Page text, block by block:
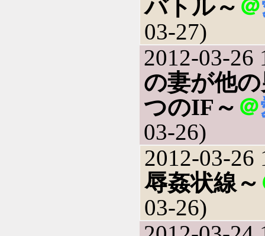
バトル～ ＠
03-27)
2012-03-26
の妻が他
つのIF～ ＠
03-26)
2012-03-26
辱姦状線～
03-26)